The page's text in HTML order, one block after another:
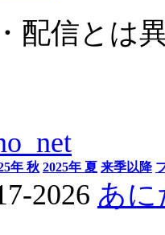
配信とは
年 秋 2025年 夏 来季以降
2026 あに